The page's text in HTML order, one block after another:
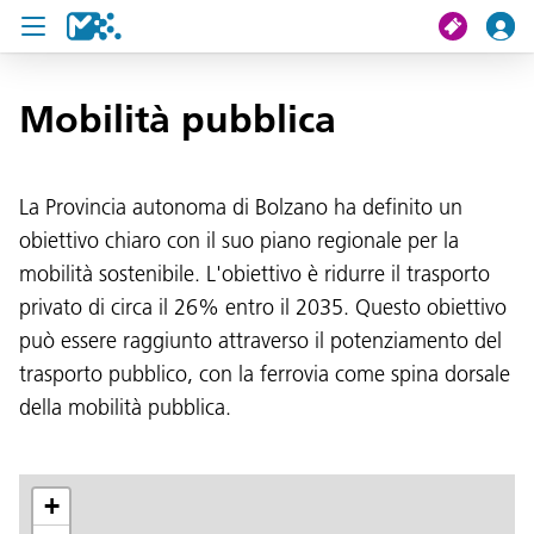
Cerca
Il mio viaggio
Ticket
Pass U19
Notizie
Progetti
Mobilità pubblica
La Provincia autonoma di Bolzano ha definito un
obiettivo chiaro con il suo piano regionale per la
mobilità sostenibile. L'obiettivo è ridurre il trasporto
privato di circa il 26% entro il 2035. Questo obiettivo
può essere raggiunto attraverso il potenziamento del
trasporto pubblico, con la ferrovia come spina dorsale
della mobilità pubblica.
+